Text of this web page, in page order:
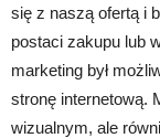
się z naszą ofertą i
postaci zakupu lub
marketing był
stronę internetową.
wizualnym, ale